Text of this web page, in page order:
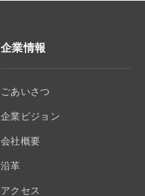
企業情報
ごあいさつ
企業ビジョン
会社概要
沿革
アクセス